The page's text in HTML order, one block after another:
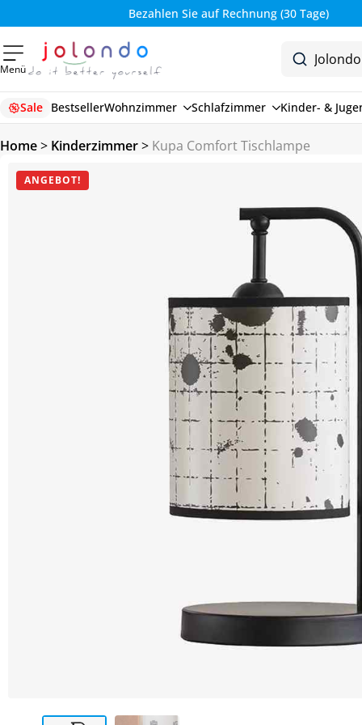
Bezahlen Sie auf Rechnung (30 Tage)
Menü
Sale BestsellerWohnzimmer Schlafzimmer Kinder- &
Home> Kinderzimmer> Kupa Comfort Tischlampe
ANGEBOT!